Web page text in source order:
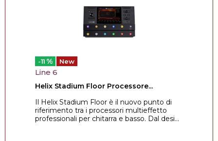
-11 % New
Line 6
Helix Stadium Floor Processore...
Il Helix Stadium Floor è il nuovo punto di
riferimento tra i processori multieffetto
professionali per chitarra e basso. Dal desi...